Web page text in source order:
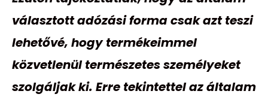
választott adózási forma csak azt teszi
lehetővé, hogy termékeimmel
közvetlenül természetes személyeket
szolgáljak ki. Erre tekintettel az általam